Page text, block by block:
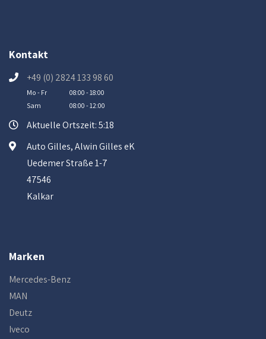
Kontakt
+49 (0) 2824 133 98 60
Mo - Fr
08:00 - 18:00
Sam
08:00 - 12:00
Aktuelle Ortszeit: 5:18
Auto Gilles, Alwin Gilles eK
Uedemer Straße 1-7
47546
Kalkar
Marken
Mercedes-Benz
MAN
Deutz
Iveco